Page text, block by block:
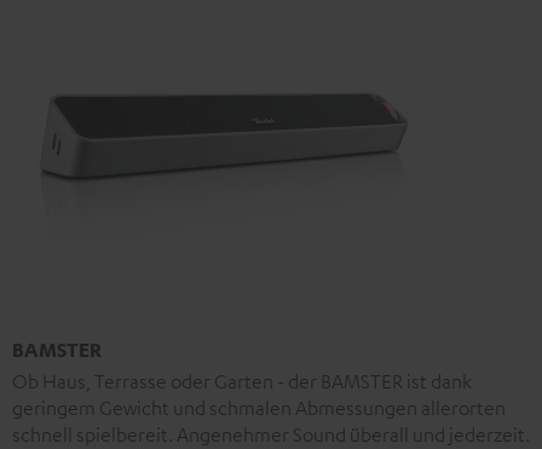
BAMSTER
Ob Haus, Terrasse oder Garten - der BAMSTER ist dank
geringem Gewicht und schmalen Abmessungen allerorten
schnell spielbereit. Angenehmer Sound überall und jederzeit.